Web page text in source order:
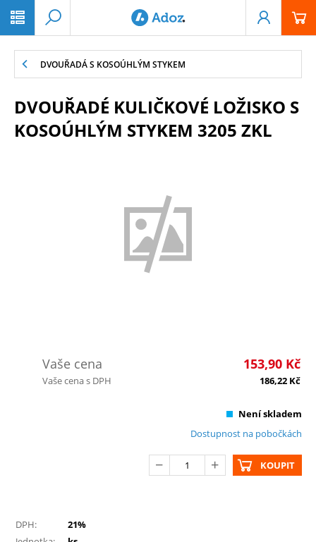
DVOUŘADÁ S KOSOÚHLÝM STYKEM
DVOUŘADÉ KULIČKOVÉ LOŽISKO S
KOSOÚHLÝM STYKEM 3205 ZKL
Vaše cena 153,90 Kč
Vaše cena s DPH 186,22 Kč
Není skladem
Dostupnost na pobočkách
KOUPIT
DPH:
21%